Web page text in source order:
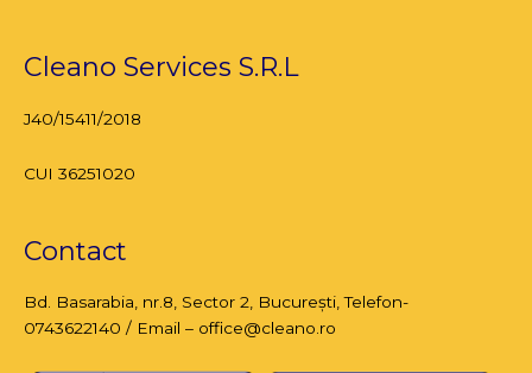
Cleano Services S.R.L
J40/15411/2018
CUI 36251020
Contact
Bd. Basarabia, nr.8, Sector 2, București, Telefon-
0743622140 / Email – office@cleano.ro